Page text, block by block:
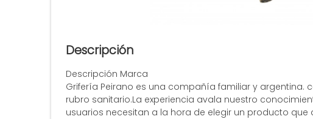
Descripción
Descripción Marca
Grifería Peirano es una compañía familiar y argentina.
rubro sanitario.La experiencia avala nuestro
usuarios necesitan a la hora de elegir un producto